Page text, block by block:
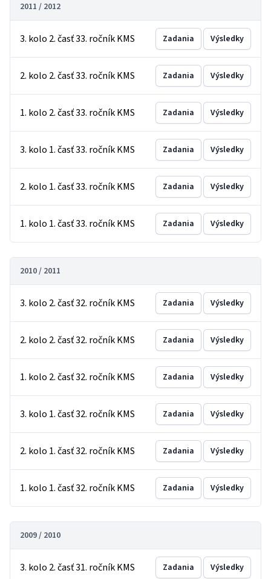
2011 / 2012
3. kolo 2. časť 33. ročník KMS Zadania Výsledky
2. kolo 2. časť 33. ročník KMS Zadania Výsledky
1. kolo 2. časť 33. ročník KMS Zadania Výsledky
3. kolo 1. časť 33. ročník KMS Zadania Výsledky
2. kolo 1. časť 33. ročník KMS Zadania Výsledky
1. kolo 1. časť 33. ročník KMS Zadania Výsledky
2010 / 2011
3. kolo 2. časť 32. ročník KMS Zadania Výsledky
2. kolo 2. časť 32. ročník KMS Zadania Výsledky
1. kolo 2. časť 32. ročník KMS Zadania Výsledky
3. kolo 1. časť 32. ročník KMS Zadania Výsledky
2. kolo 1. časť 32. ročník KMS Zadania Výsledky
1. kolo 1. časť 32. ročník KMS Zadania Výsledky
2009 / 2010
3. kolo 2. časť 31. ročník KMS Zadania Výsledky